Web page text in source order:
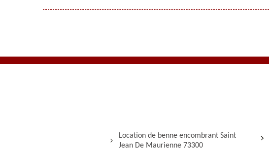
Location de benne encombrant Saint
Jean De Maurienne 73300